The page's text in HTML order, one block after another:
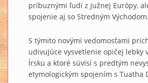
príbuznými ľudí z južnej Európy,
spojenie aj so Stredným Východom.
S týmito novými vedomosťami
udivujúce vysvetlenie opičej lebky
Írsku a ktoré súvisí s predtým
etymologickým spojením s Tuatha